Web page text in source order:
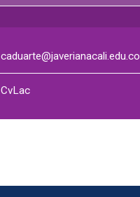
caduarte@javerianacali.edu.co
CvLac